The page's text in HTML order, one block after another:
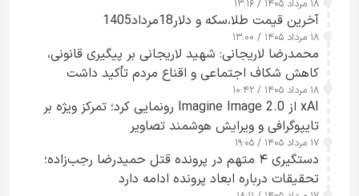
۱۸ مرداد ۱۴۰۵ / ۱۳:۱۶
آخرین قیمت طلا،سکه و دلار18مرداد1405
۱۸ مرداد ۱۴۰۵ / ۱۳:۰۰
محمدرضا لاریجانی: شهید لاریجانی بر پیگیری قانونی،
کاهش شکاف اجتماعی و اقناع مردم تأکید داشت
۱۸ مرداد ۱۴۰۵ / ۱۰:۴۲
xAI از Imagine Image 2.0 رونمایی کرد؛ تمرکز ویژه بر
تایپوگرافی و ویرایش هوشمند تصاویر
۱۷ مرداد ۱۴۰۵ / ۱۹:۰۵
دستگیری ۴ متهم در پرونده قتل حمیدرضا رجب‌زاده؛
تحقیقات درباره ابعاد پرونده ادامه دارد